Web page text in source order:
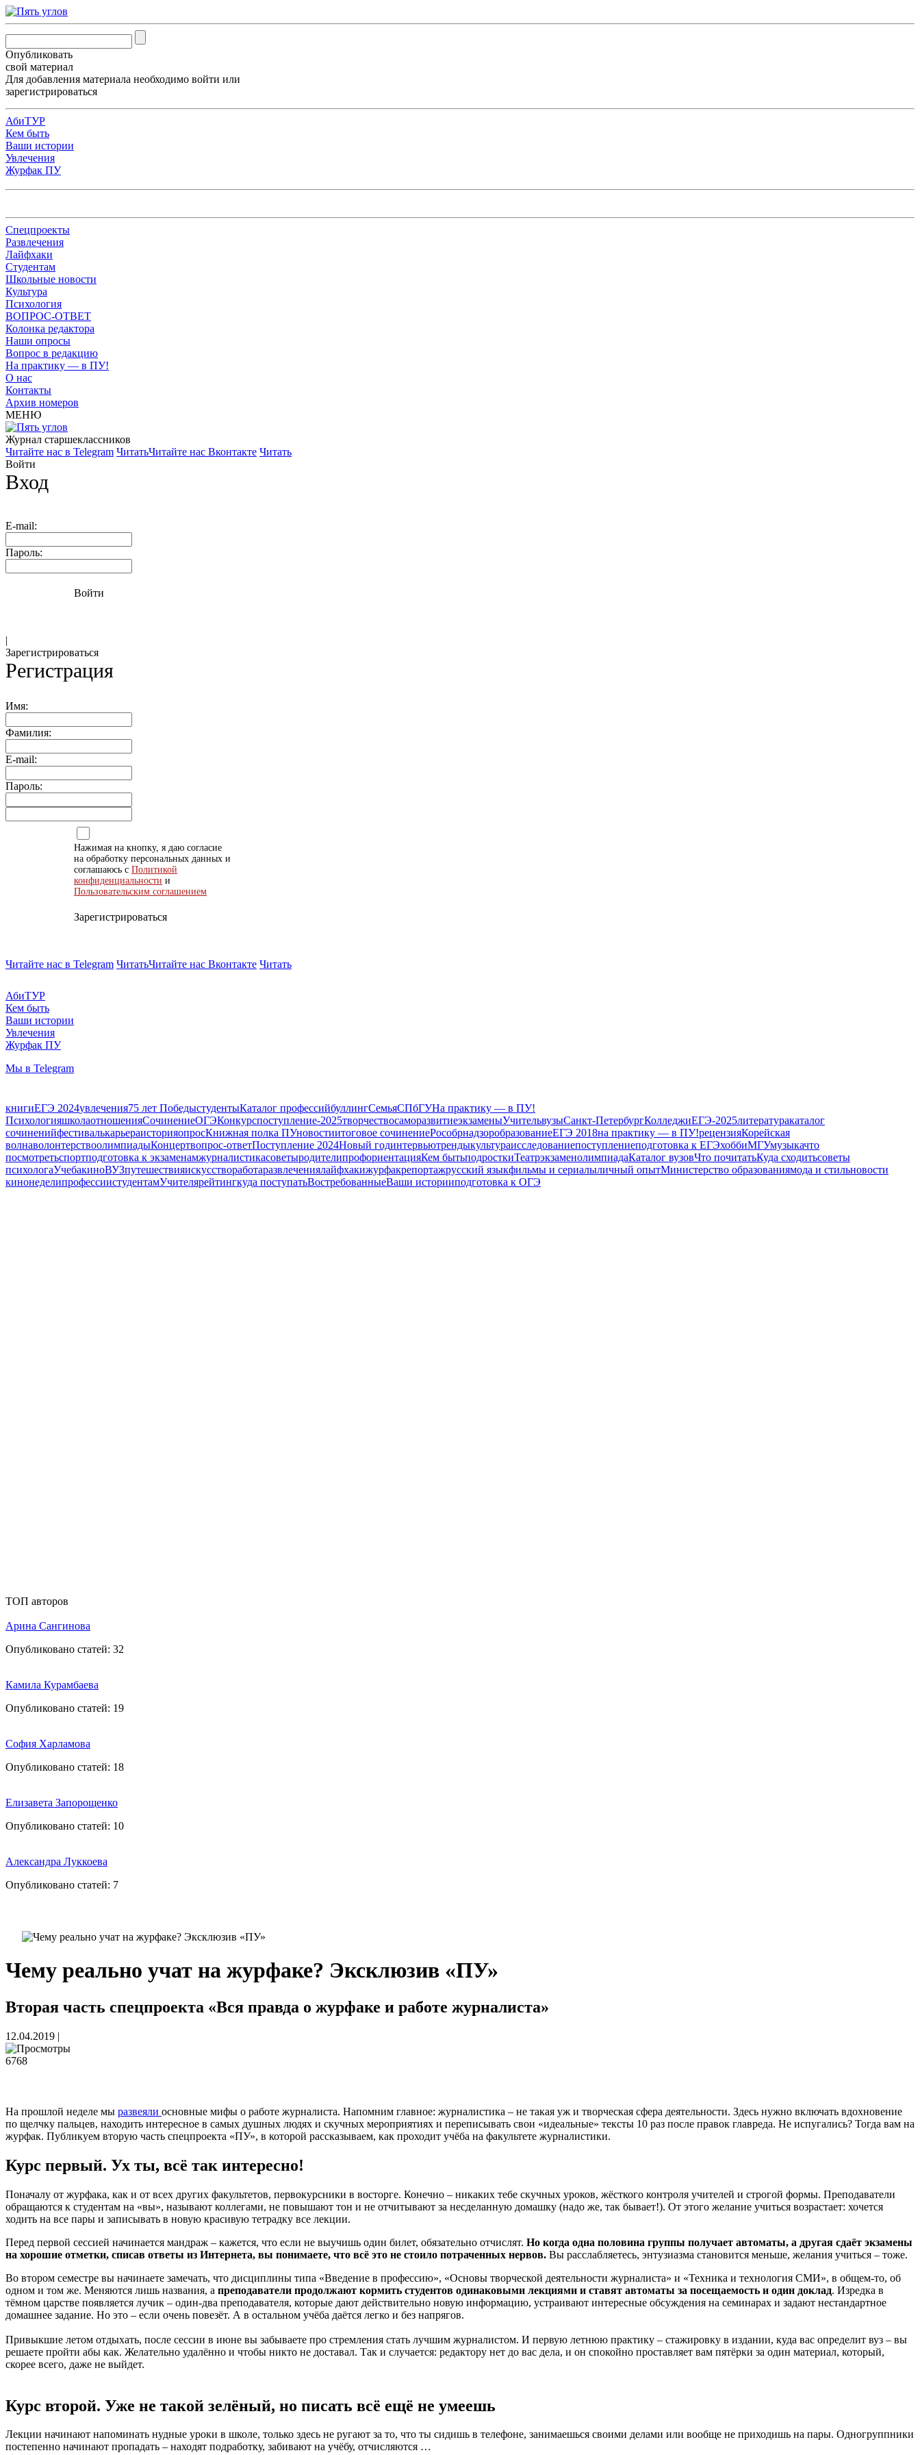
Опубликовать
свой материал
Для добавления материала необходимо войти или
зарегистрироваться
АбиТУР
Кем быть
Ваши истории
Увлечения
Журфак ПУ
Спецпроекты
Развлечения
Лайфхаки
Студентам
Школьные новости
Культура
Психология
ВОПРОС-ОТВЕТ
Колонка редактора
Наши опросы
Вопрос в редакцию
На практику — в ПУ!
О нас
Контакты
Архив номеров
МЕНЮ
Журнал старшекласcников
Читайте нас в Telegram ЧитатьЧитайте нас Вконтакте Читать
Войти
Вход
E-mail:
Пароль:
Войти
|
Зарегистрироваться
Регистрация
Имя:
Фамилия:
E-mail:
Пароль:
Нажимая на кнопку, я даю согласие
на обработку персональных данных и
соглашаюсь с Политикой
конфиденциальности и
Пользовательским соглашением
Зарегистрироваться
Читайте нас в Telegram ЧитатьЧитайте нас Вконтакте Читать
АбиТУР
Кем быть
Ваши истории
Увлечения
Журфак ПУ
Мы в Telegram
книгиЕГЭ 2024увлечения75 лет ПобедыстудентыКаталог профессийбуллингСемьяСПбГУНа практику — в ПУ!
ПсихологияшколаотношенияСочинениеОГЭКонкурспоступление-2025творчествосаморазвитиеэкзаменыУчительвузыСанкт-ПетербургКолледжиЕГЭ-2025литературакаталог
сочиненийфестивалькарьераисторияопросКнижная полка ПУновостиитоговое сочинениеРособрнадзоробразованиеЕГЭ 2018на практику — в ПУ!рецензияКорейская
волнаволонтерствоолимпиадыКонцертвопрос-ответПоступление 2024Новый годинтервьютрендыкультураисследованиепоступлениеподготовка к ЕГЭхоббиМГУмузыкачто
посмотретьспортподготовка к экзаменамжурналистикасоветыродителипрофориентацияКем бытьподросткиТеатрэкзаменолимпиадаКаталог вузовЧто почитатьКуда сходитьсоветы
психологаУчебакиноВУЗпутешествияискусствоработаразвлечениялайфхакижурфакрепортажрусский языкфильмы и сериалыличный опытМинистерство образованиямода и стильновости
кинонеделипрофессиистудентамУчителярейтингкуда поступатьВостребованныеВаши историиподготовка к ОГЭ
ТОП авторов
Арина Сангинова
Опубликовано статей: 32
Камила Курамбаева
Опубликовано статей: 19
София Харламова
Опубликовано статей: 18
Елизавета Запорощенко
Опубликовано статей: 10
Александра Луккоева
Опубликовано статей: 7
Чему реально учат на журфаке? Эксклюзив «ПУ»
Вторая часть спецпроекта «Вся правда о журфаке и работе журналиста»
12.04.2019 |
6768
На прошлой неделе мы развеяли основные мифы о работе журналиста. Напомним главное: журналистика – не такая уж и творческая сфера деятельности. Здесь нужно включать вдохновение
по щелчку пальцев, находить интересное в самых душных людях и скучных мероприятиях и переписывать свои «идеальные» тексты 10 раз после правок главреда. Не испугались? Тогда вам на
журфак. Публикуем вторую часть спецпроекта «ПУ», в которой рассказываем, как проходит учёба на факультете журналистики.
Курс первый. Ух ты, всё так интересно!
Поначалу от журфака, как и от всех других факультетов, первокурсники в восторге. Конечно – никаких тебе скучных уроков, жёсткого контроля учителей и строгой формы. Преподаватели
обращаются к студентам на «вы», называют коллегами, не повышают тон и не отчитывают за несделанную домашку (надо же, так бывает!). От этого желание учиться возрастает: хочется
ходить на все пары и записывать в новую красивую тетрадку все лекции.
Перед первой сессией начинается мандраж – кажется, что если не выучишь один билет, обязательно отчислят. Но когда одна половина группы получает автоматы, а другая сдаёт экзамены
на хорошие отметки, списав ответы из Интернета, вы понимаете, что всё это не стоило потраченных нервов. Вы расслабляетесь, энтузиазма становится меньше, желания учиться – тоже.
Во втором семестре вы начинаете замечать, что дисциплины типа «Введение в профессию», «Основы творческой деятельности журналиста» и «Техника и технология СМИ», в общем-то, об
одном и том же. Меняются лишь названия, а преподаватели продолжают кормить студентов одинаковыми лекциями и ставят автоматы за посещаемость и один доклад. Изредка в
тёмном царстве появляется лучик – один-два преподавателя, которые дают действительно новую информацию, устраивают интересные обсуждения на семинарах и задают нестандартное
домашнее задание. Но это – если очень повезёт. А в остальном учёба даётся легко и без напрягов.
Привыкшие летом отдыхать, после сессии в июне вы забываете про стремления стать лучшим журналистом. И первую летнюю практику – стажировку в издании, куда вас определит вуз – вы
решаете пройти абы как. Желательно удалённо и чтобы никто не доставал. Так и случается: редактору нет до вас дела, и он спокойно проставляет вам пятёрки за один материал, который,
скорее всего, даже не выйдет.
Курс второй. Уже не такой зелёный, но писать всё ещё не умеешь
Лекции начинают напоминать нудные уроки в школе, только здесь не ругают за то, что ты сидишь в телефоне, занимаешься своими делами или вообще не приходишь на пары. Одногруппники
постепенно начинают пропадать – находят подработку, забивают на учёбу, отчисляются …